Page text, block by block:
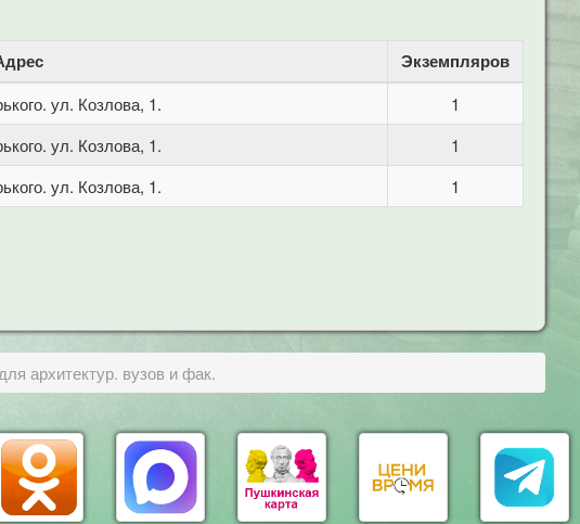
Экземпляров
ул. Козлова, 1.
1
ул. Козлова, 1.
1
ул. Козлова, 1. 1
архитектур. вузов и фак.